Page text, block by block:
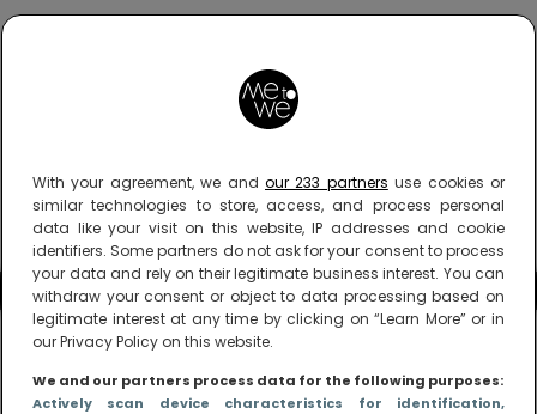
With your agreement, we and our 233 partners use cookies or
similar technologies to store, access, and process personal
data like your visit on this website, IP addresses and cookie
identifiers. Some partners do not ask for your consent to process
your data and rely on their legitimate business interest. You can
withdraw your consent or object to data processing based on
legitimate interest at any time by clicking on “Learn More” or in
our Privacy Policy on this website.
We and our partners process data for the following purposes:
Actively scan device characteristics for identification,